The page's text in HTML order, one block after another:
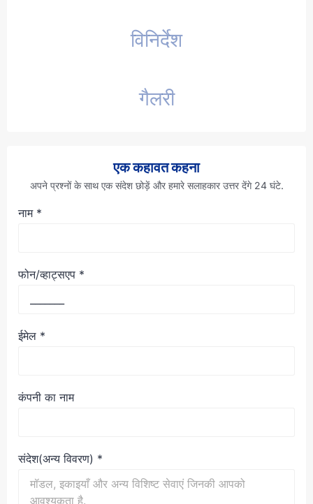
विनिर्देश
गैलरी
एक कहावत कहना
अपने प्रश्नों के साथ एक संदेश छोड़ें और हमारे सलाहकार उत्तर देंगे 24 घंटे.
नाम *
फोन/व्हाट्सएप *
ईमेल *
कंपनी का नाम
संदेश(अन्य विवरण) *